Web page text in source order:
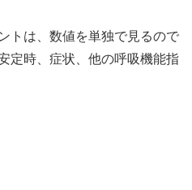
トは、数値を単独で見るので
定時、症状、他の呼吸機能指